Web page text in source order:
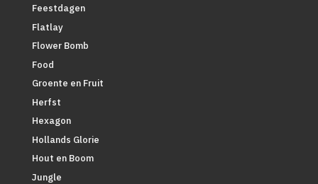
Feestdagen
Flatlay
Flower Bomb
Food
Groente en Fruit
Herfst
Hexagon
Hollands Glorie
Hout en Boom
Jungle